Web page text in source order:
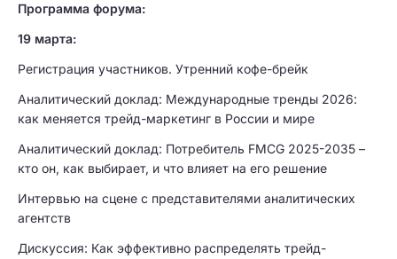
Программа форума:
19 марта:
Регистрация участников. Утренний кофе-брейк
Аналитический доклад: Международные тренды 2026:
как меняется трейд-маркетинг в России и мире
Аналитический доклад: Потребитель FMCG 2025-2035 –
кто он, как выбирает, и что влияет на его решение
Интервью на сцене с представителями аналитических
агентств
Дискуссия: Как эффективно распределять трейд-